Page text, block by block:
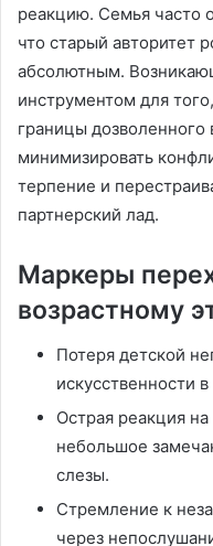
реакцию. Семья часто
что старый авторитет
абсолютным.
инструментом для
границы
минимизировать
терпение и
партнерский лад.
Маркеры
возрастному
Потеря детской
искусственности
Острая реакция
небольшое
слезы.
Стремление к
через